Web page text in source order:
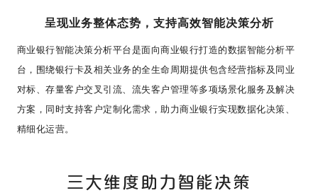
呈现业务整体态势，支持高效智能决策分析
商业银行智能决策分析平台是面向商业银行打造的数据智能分析平
台，围绕银行卡及相关业务的全生命周期提供包含经营指标及同业
对标、存量客户交叉引流、流失客户管理等多项场景化服务及解决
方案，同时支持客户定制化需求，助力商业银行实现数据化决策、
精细化运营。
三大维度助力智能决策